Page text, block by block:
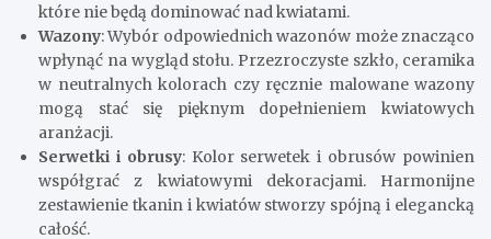
które nie będą dominować nad kwiatami.
Wazony: Wybór odpowiednich wazonów może znacząco
wpłynąć na wygląd stołu. Przezroczyste szkło, ceramika
w neutralnych kolorach czy ręcznie malowane wazony
mogą stać się pięknym dopełnieniem kwiatowych
aranżacji.
Serwetki i obrusy: Kolor serwetek i obrusów powinien
współgrać z kwiatowymi dekoracjami. Harmonijne
zestawienie tkanin i kwiatów stworzy spójną i elegancką
całość.